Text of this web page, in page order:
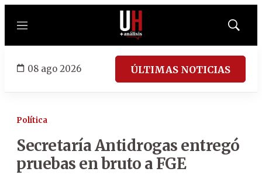
Menú
Mostrar
08 ago 2026 ÚLTIMAS NOTICIAS
Política
Secretaría Antidrogas entregó
pruebas en bruto a FGE